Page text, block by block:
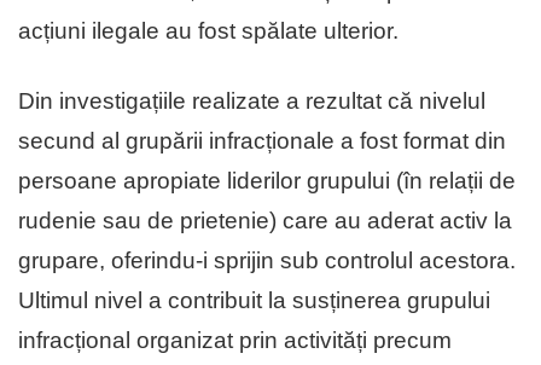
acțiuni ilegale au fost spălate ulterior.
Din investigațiile realizate a rezultat că nivelul
secund al grupării infracționale a fost format din
persoane apropiate liderilor grupului (în relații de
rudenie sau de prietenie) care au aderat activ la
grupare, oferindu-i sprijin sub controlul acestora.
Ultimul nivel a contribuit la susținerea grupului
infracțional organizat prin activități precum